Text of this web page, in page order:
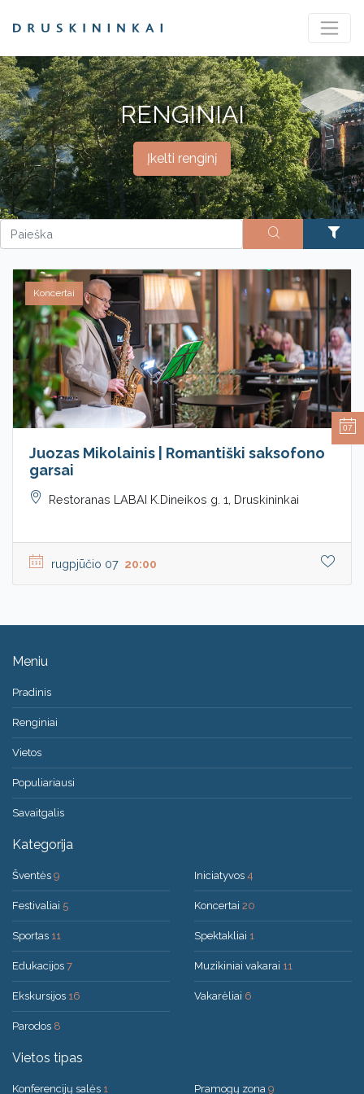
RENGINIAI
Įkelti renginį
Koncertai
Juozas Mikolainis | Romantiški saksofono
garsai
Restoranas LABAI K.Dineikos g. 1, Druskininkai
rugpjūčio 07 20:00
Meniu
Pradinis
Renginiai
Vietos
Populiariausi
Savaitgalis
Kategorija
Šventės 9
Festivaliai 5
Sportas 11
Edukacijos 7
Ekskursijos 16
Parodos 8
Iniciatyvos 4
Koncertai 20
Spektakliai 1
Muzikiniai vakarai 11
Vakarėliai 6
Vietos tipas
Konferencijų salės 1 Pramogų zona 9
07